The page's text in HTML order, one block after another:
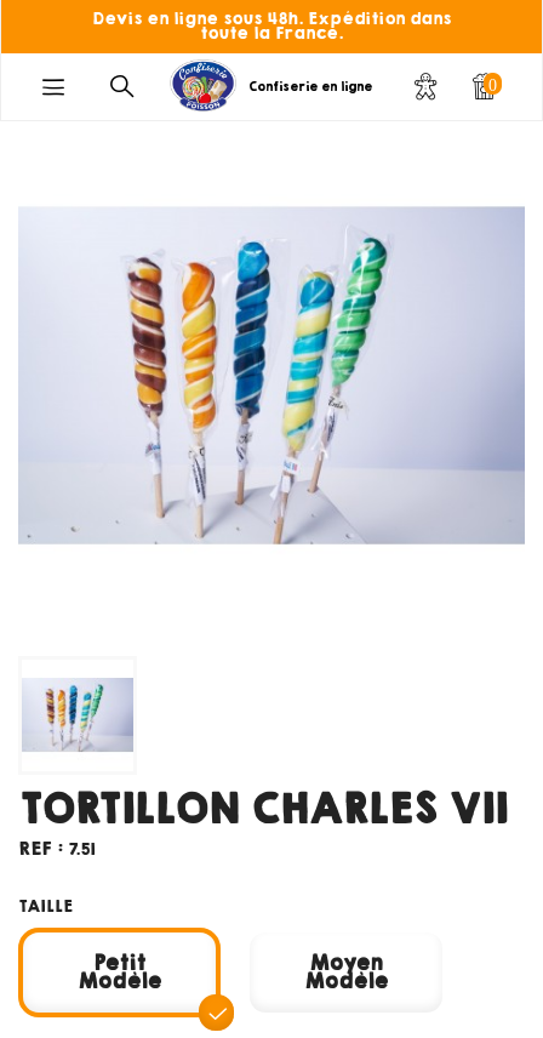
Devis en ligne sous 48h. Expédition dans
toute la France.
Confiserie en ligne 0
TORTILLON CHARLES VII
REF : 7.51
TAILLE
Petit
Modèle
Moyen
Modèle